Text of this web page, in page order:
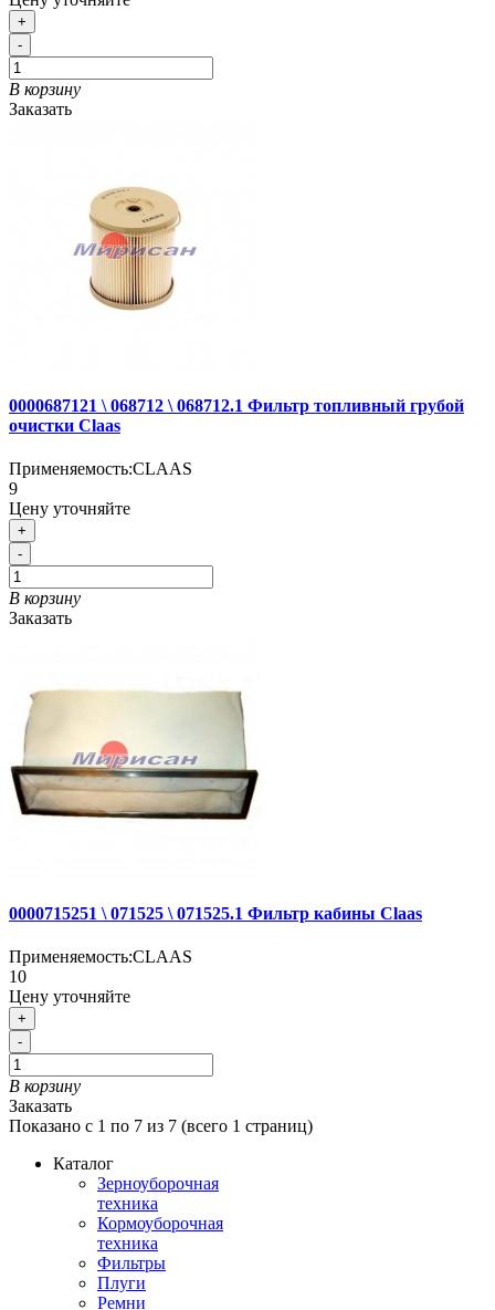
+
-
В корзину
Заказать
0000687121 \ 068712 \ 068712.1 Фильтр топливный грубой
очистки Claas
Применяемость:CLAAS
9
Цену уточняйте
+
-
В корзину
Заказать
0000715251 \ 071525 \ 071525.1 Фильтр кабины Claas
Применяемость:CLAAS
10
Цену уточняйте
+
-
В корзину
Заказать
Показано с 1 по 7 из 7 (всего 1 страниц)
Каталог
Зерноуборочная
техника
Кормоуборочная
техника
Фильтры
Плуги
Ремни